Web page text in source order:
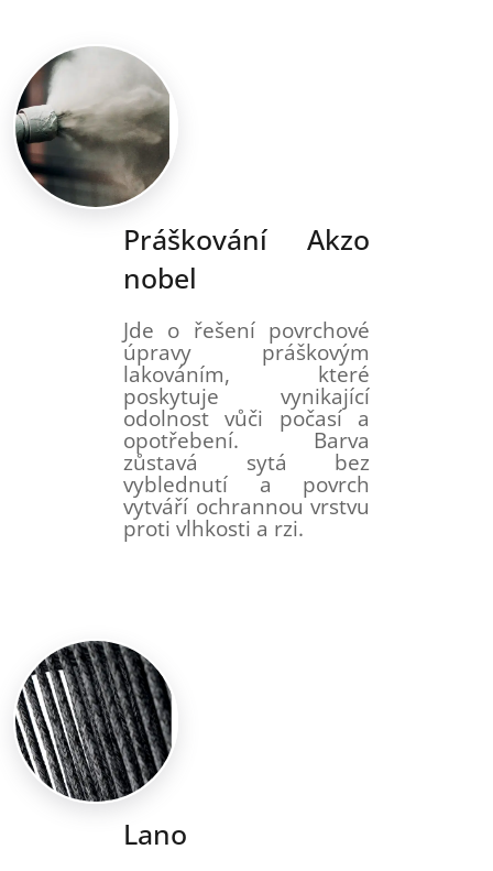
Práškování Akzo
nobel
Jde o řešení povrchové
úpravy práškovým
lakováním, které
poskytuje vynikající
odolnost vůči počasí a
opotřebení. Barva
zůstavá sytá bez
vyblednutí a povrch
vytváří ochrannou vrstvu
proti vlhkosti a rzi.
Lano